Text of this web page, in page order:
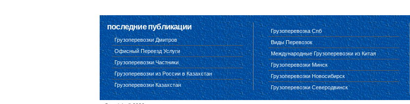
последние публикации
Грузоперевозки Дмитров
Офисный Переезд Услуги
Грузоперевозки Частники
Грузоперевозки из России в Казахстан
Грузоперевозки Казахстан
Грузоперевозка Спб
Виды Перевозок
Международные Грузоперевозки из Китая
Грузоперевозки Минск
Грузоперевозки Новосибирск
Грузоперевозки Северодвинск